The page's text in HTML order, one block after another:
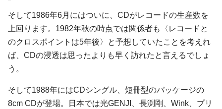
そして1986年6月にはついに、CDがレコードの生産数を
上回ります。1982年秋の時点では関係者も〈レコードと
のクロスポイントは5年後〉と予想していたことを考えれ
ば、CDの浸透は思ったよりも早く訪れたと言えるでしょ
う。
そして1988年にはCDシングル、短冊型のパッケージの
8cm CDが登場。日本では光GENJI、長渕剛、Wink、プリ